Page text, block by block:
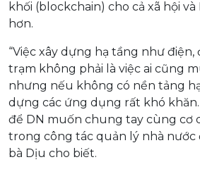
khối (blockchain) cho cả xã hội
hơn.
“Việc xây dựng hạ tầng như
trạm không phải là việc ai cũng
nhưng nếu không có nền tảng
dựng các ứng dụng rất khó khăn.
để DN muốn chung tay cùng cơ
trong công tác quản lý nhà nước
bà Dịu cho biết.